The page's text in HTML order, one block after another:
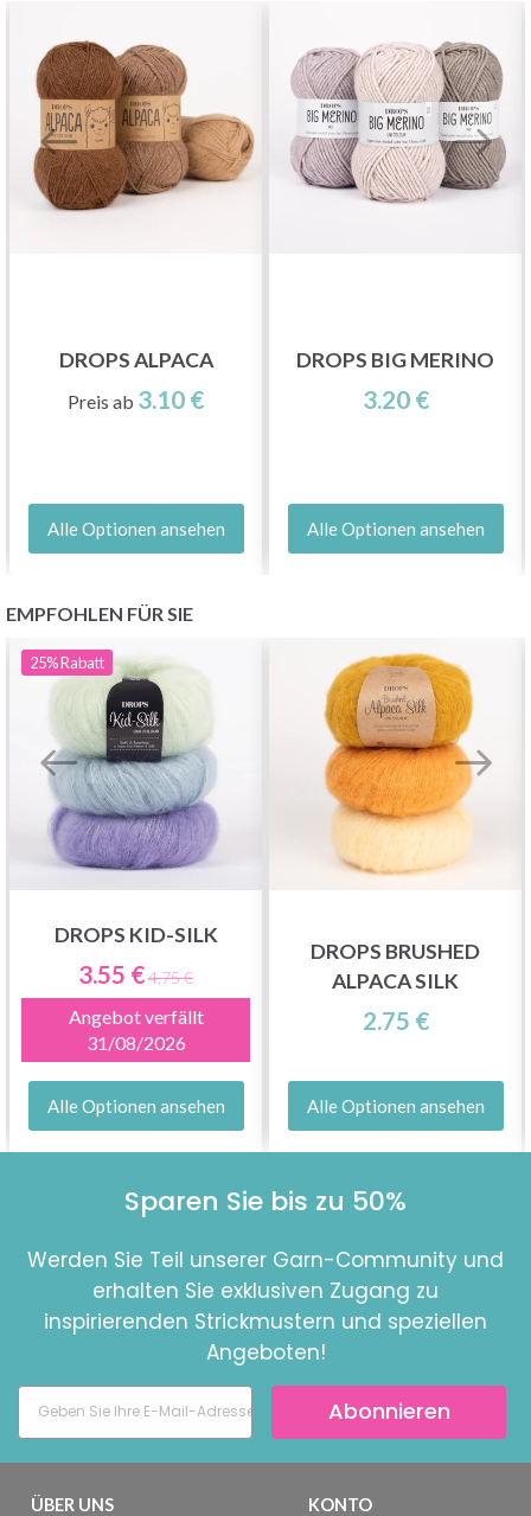
DROPS ALPACA
Preis ab 3.10 €
Alle Optionen ansehen
DROPS BIG MERINO
3.20 €
Alle Optionen ansehen
EMPFOHLEN FÜR SIE
25%Rabatt
DROPS KID-SILK
3.55 €4.75 €
Angebot verfällt
31/08/2026
Alle Optionen ansehen
DROPS BRUSHED
ALPACA SILK
2.75 €
Alle Optionen ansehen
Sparen Sie bis zu 50%
Werden Sie Teil unserer Garn-Community und
erhalten Sie exklusiven Zugang zu
inspirierenden Strickmustern und speziellen
Angeboten!
Abonnieren
ÜBER UNS KONTO